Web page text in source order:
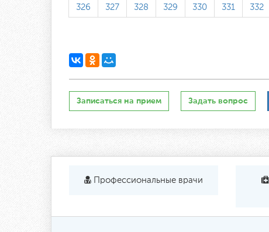
326 327 328 329 330 331 332
Записаться на прием Задать вопрос
Профессиональные врачи